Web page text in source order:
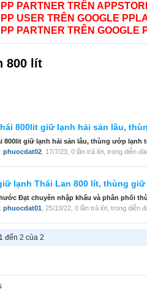
PARTNER TRÊN
USER TRÊN GOOGLE
PARTNER TRÊN GOOGLE
800 lít
800lit giữ lạnh hải sản lâu,
800lit giữ lạnh hải sản lâu, thùng ướp lạnh
phuocdat02 17/7/23 , 0 lần trả lời, trong diễn
lạnh Thái Lan 800 lít, thùng
Đạt chuyên nhập khẩu và phân phối
phuocdat01 25/10/22 , 0 lần trả lời, trong diễn
đến 2 của 2